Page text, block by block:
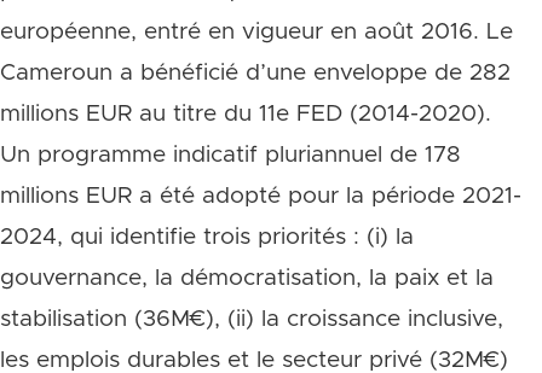
européenne, entré en vigueur en août 2016. Le
Cameroun a bénéficié d’une enveloppe de 282
millions EUR au titre du 11e FED (2014-2020).
Un programme indicatif pluriannuel de 178
millions EUR a été adopté pour la période 2021-
2024, qui identifie trois priorités : (i) la
gouvernance, la démocratisation, la paix et la
stabilisation (36M€), (ii) la croissance inclusive,
les emplois durables et le secteur privé (32M€)